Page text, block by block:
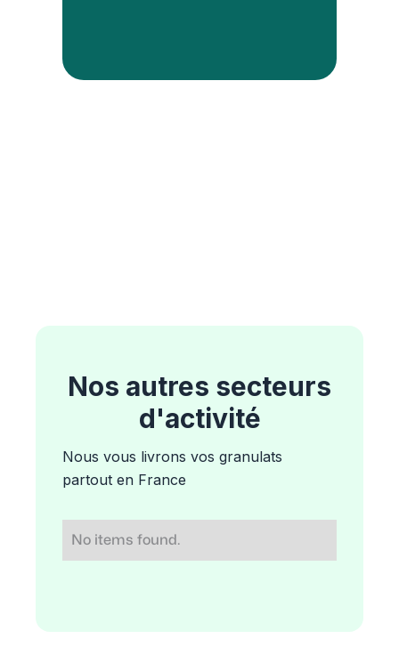
Nos autres secteurs
d'activité
Nous vous livrons vos granulats
partout en France
No items found.